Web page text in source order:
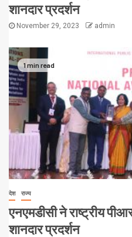
शानदार प्रदर्शन
November 29, 2023 admin
1 min read
देश राज्य
एनएमडीसी ने राष्ट्रीय
शानदार प्रदर्शन